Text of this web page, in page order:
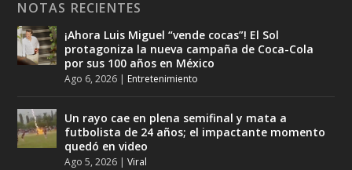
NOTAS RECIENTES
¡Ahora Luis Miguel “vende cocas”! El Sol
protagoniza la nueva campaña de Coca-Cola
por sus 100 años en México
Ago 6, 2026 | Entretenimiento
Un rayo cae en plena semifinal y mata a
futbolista de 24 años; el impactante momento
quedó en video
Ago 5, 2026 |Viral